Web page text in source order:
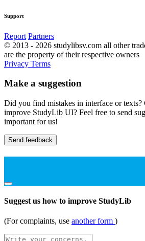
Support
Report Partners
© 2013 - 2026 studylibsv.com all other
are the property of their respective owners
Privacy Terms
Make a suggestion
Did you find mistakes in interface or
improve StudyLib UI? Feel free to send
important for us!
Send feedback
Suggest us how to improve StudyLib
(For complaints, use another form )